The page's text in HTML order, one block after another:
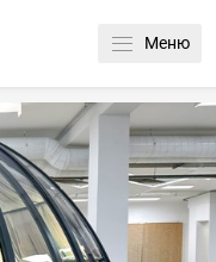
Меню